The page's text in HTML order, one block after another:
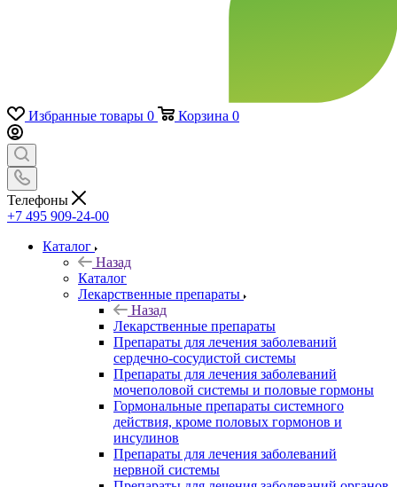
Избранные товары 0 Корзина 0
Телефоны
+7 495 909-24-00
Каталог
Назад
Каталог
Лекарственные препараты
Назад
Лекарственные препараты
Препараты для лечения заболеваний
сердечно-сосудистой системы
Препараты для лечения заболеваний
мочеполовой системы и половые гормоны
Гормональные препараты системного
действия, кроме половых гормонов и
инсулинов
Препараты для лечения заболеваний
нервной системы